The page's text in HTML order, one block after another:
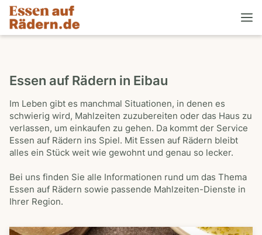
Essen auf Rädern in Eibau
Im Leben gibt es manchmal Situationen, in denen es
schwierig wird, Mahlzeiten zuzubereiten oder das Haus zu
verlassen, um einkaufen zu gehen. Da kommt der Service
Essen auf Rädern ins Spiel. Mit Essen auf Rädern bleibt
alles ein Stück weit wie gewohnt und genau so lecker.
Bei uns finden Sie alle Informationen rund um das Thema
Essen auf Rädern sowie passende Mahlzeiten-Dienste in
Ihrer Region.